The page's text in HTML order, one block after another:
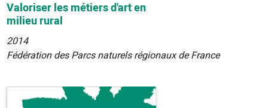
Valoriser les métiers d'art en
milieu rural
2014
Fédération des Parcs naturels régionaux de France